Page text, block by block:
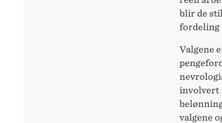
blir de
fordeling
Valgene
involvert
valgene